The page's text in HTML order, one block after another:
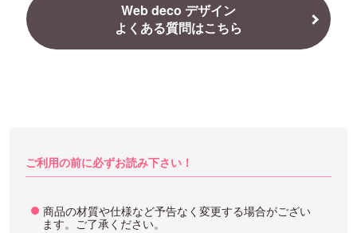
Web deco デザイン
よくある質問はこちら
ご利用の前に必ずお読み下さい！
商品の材質や仕様など予告なく変更する場合がござい
ます。ご了承ください。